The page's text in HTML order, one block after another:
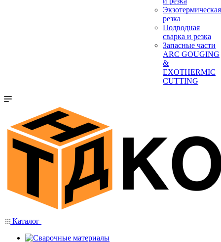
Экзотермическая
резка
Подводная
сварка и резка
Запасные части
ARC GOUGING
&
EXOTHERMIC
CUTTING
Каталог